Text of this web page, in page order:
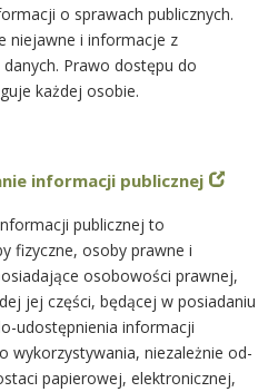
o sprawach publicznych.
niejawne i informacje z
Prawo dostępu do
każdej osobie.
informacji publicznej
publicznej to
fizyczne, osoby prawne i
osobowości prawnej,
jej części, będącej w posiadaniu
udostępnienia informacji
wykorzystywania, niezależnie od-
papierowej, elektronicznej,